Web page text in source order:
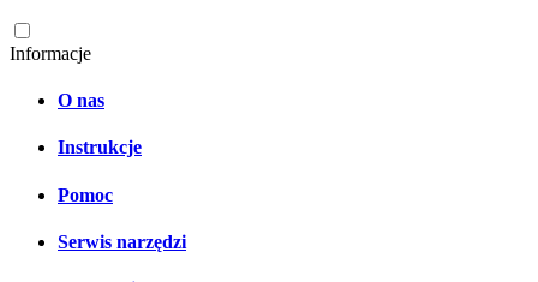
Informacje
O nas
Instrukcje
Pomoc
Serwis narzędzi